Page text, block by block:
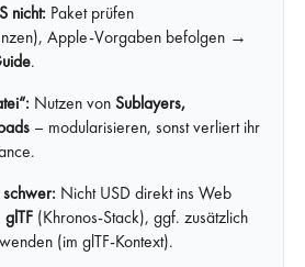
nicht: Paket prüfen
Apple-Vorgaben befolgen →
.
Nutzen von Sublayers,
– modularisieren, sonst verliert ihr
Nicht USD direkt ins Web
(Khronos-Stack), ggf. zusätzlich
(im glTF-Kontext).